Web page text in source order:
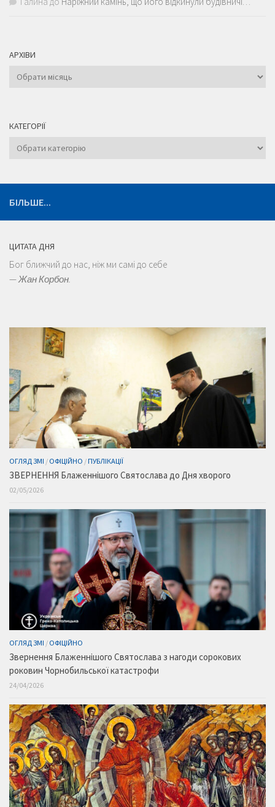
АРХІВИ
Архіви
КАТЕГОРІЇ
Категорії
БІЛЬШЕ...
ЦИТАТА ДНЯ
Бог ближчий до нас, ніж ми самі до себе
—Жан Корбон.
ОГЛЯД ЗМІ / ОФІЦІЙНО /ПУБЛІКАЦІЇ
ЗВЕРНЕННЯ Блаженнішого Святослава до Дня хворого
02/05/2026
ОГЛЯД ЗМІ / ОФІЦІЙНО
Звернення Блаженнішого Святослава з нагоди сорокових
роковин Чорнобильської катастрофи
24/04/2026